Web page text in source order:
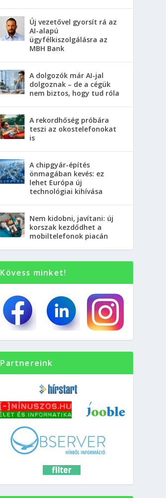
Új vezetővel gyorsít rá az
AI-alapú
ügyfélkiszolgálásra az
MBH Bank
A dolgozók már AI-jal
dolgoznak – de a cégük
nem biztos, hogy tud róla
A rekordhőség próbára
teszi az okostelefonokat
is
A chipgyár-építés
önmagában kevés: ez
lehet Európa új
technológiai kihívása
Nem kidobni, javítani: új
korszak kezdődhet a
mobiltelefonok piacán
Kövess minket!
Partnereink